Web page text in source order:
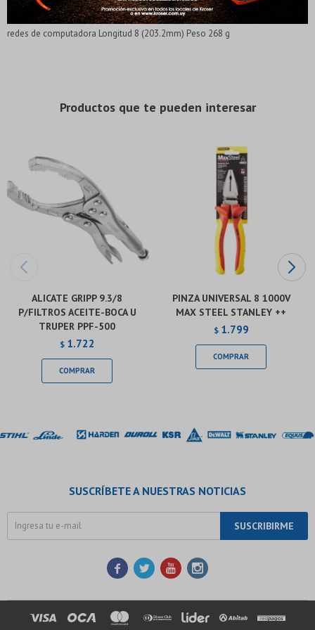
instala cables conectores RJ-45 Uso en electrónica, telecomunicaciones y
redes de computadora Longitud 8 (203.2mm) Peso 268 g
Productos que te pueden interesar
ALICATE GRIPP 9.3/8
P/FILTROS ACEITE-BOCA U
TRUPER PPF-500
$ 1.722
PINZA UNIVERSAL 8 1000V
MAX STEEL STANLEY ++
$ 1.799
Día Mes Año
* sujeto a aprobación crediticia. El monto disponible
puede variar por comercio
SUSCRÍBETE A NUESTRAS NOTICIAS
SUSCRIBIRME
   
Día Mes Año
* sujeto a aprobación crediticia. El monto disponible
puede variar por comercio